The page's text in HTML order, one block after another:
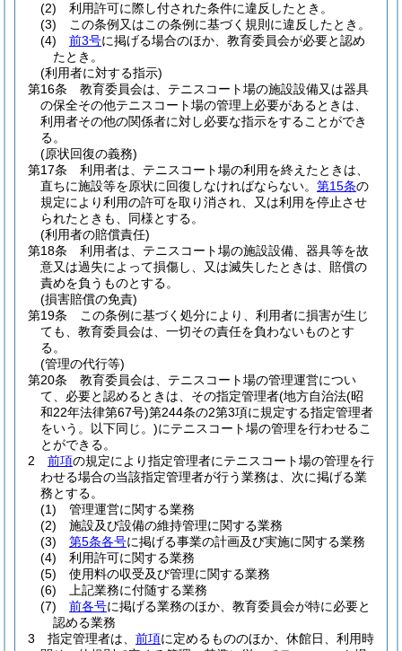
(2)
利用許可に際し付された条件に違反したとき。
(3)
この条例又はこの条例に基づく規則に違反したとき。
(4)
前3号に掲げる場合のほか、教育委員会が必要と認め
たとき。
(利用者に対する指示)
第16条
教育委員会は、テニスコート場の施設設備又は器具
の保全その他テニスコート場の管理上必要があるときは、
利用者その他の関係者に対し必要な指示をすることができ
る。
(原状回復の義務)
第17条
利用者は、テニスコート場の利用を終えたときは、
直ちに施設等を原状に回復しなければならない。 第15条の
規定により利用の許可を取り消され、又は利用を停止させ
られたときも、同様とする。
(利用者の賠償責任)
第18条
利用者は、テニスコート場の施設設備、器具等を故
意又は過失によって損傷し、又は滅失したときは、賠償の
責めを負うものとする。
(損害賠償の免責)
第19条
この条例に基づく処分により、利用者に損害が生じ
ても、教育委員会は、一切その責任を負わないものとす
る。
(管理の代行等)
第20条
教育委員会は、テニスコート場の管理運営につい
て、必要と認めるときは、その指定管理者(地方自治法(昭
和22年法律第67号)第244条の2第3項に規定する指定管理者
をいう。以下同じ。)にテニスコート場の管理を行わせるこ
とができる。
2
前項の規定により指定管理者にテニスコート場の管理を行
わせる場合の当該指定管理者が行う業務は、次に掲げる業
務とする。
(1)
管理運営に関する業務
(2)
施設及び設備の維持管理に関する業務
(3)
第5条各号に掲げる事業の計画及び実施に関する業務
(4)
利用許可に関する業務
(5)
使用料の収受及び管理に関する業務
(6)
上記業務に付随する業務
(7)
前各号に掲げる業務のほか、教育委員会が特に必要と
認める業務
3
指定管理者は、 前項に定めるもののほか、休館日、利用時